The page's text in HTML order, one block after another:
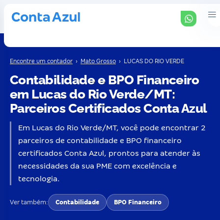
Encontre um contador › Mato Grosso › LUCAS DO RIO VERDE
Contabilidade e BPO Financeiro
em Lucas do Rio Verde/MT:
Parceiros Certificados Conta Azul
Em Lucas do Rio Verde/MT, você pode encontrar 2
parceiros de contabilidade e BPO financeiro
certificados Conta Azul, prontos para atender às
necessidades da sua PME com excelência e
tecnologia.
Ver também: Contabilidade BPO Financeiro